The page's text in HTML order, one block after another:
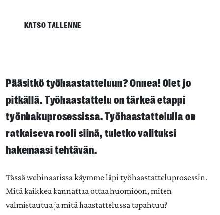
KATSO TALLENNE
Pääsitkö työhaastatteluun? Onnea! Olet jo
pitkällä. Työhaastattelu on tärkeä etappi
työnhakuprosessissa. Työhaastattelulla on
ratkaiseva rooli siinä, tuletko valituksi
hakemaasi tehtävän.
Tässä webinaarissa käymme läpi työhaastatteluprosessin.
Mitä kaikkea kannattaa ottaa huomioon, miten
valmistautua ja mitä haastattelussa tapahtuu?